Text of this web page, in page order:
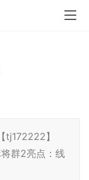
】
群2亮点：线